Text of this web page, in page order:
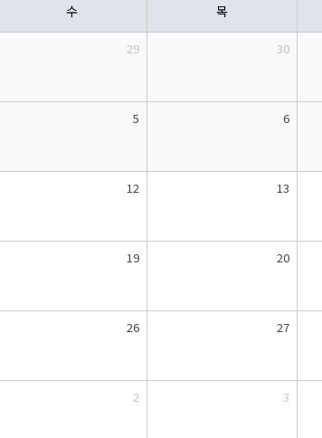
수 목
29 30
5 6
12 13
19 20
26 27
2 3